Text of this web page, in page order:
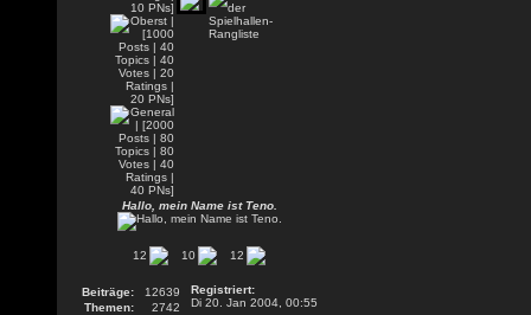
Hallo, mein Name ist Teno.
12 10 12
Beiträge:
12639
Themen:
2742
Registriert:
Di 20. Jan 2004, 00:55